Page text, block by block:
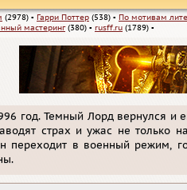
(2978) ▪ Гарри Поттер (538) ▪ По мотивам
мастеринг(380) ▪ rusff.ru (1789) ▪
год. Темный Лорд вернулся и
страх и ужас не только
переходит в военный режим,